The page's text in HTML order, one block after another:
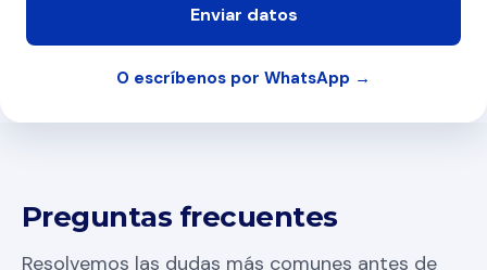
O escríbenos por WhatsApp →
Preguntas frecuentes
Resolvemos las dudas más comunes antes de